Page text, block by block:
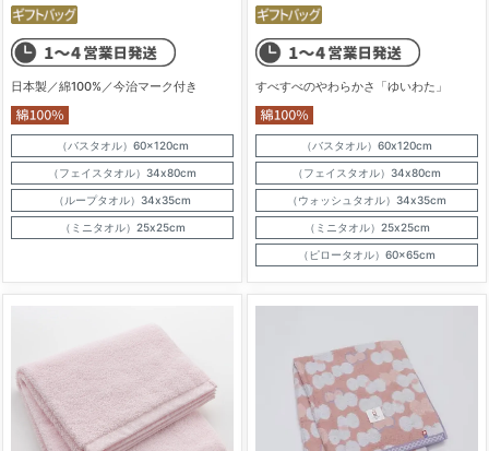
日本製／綿100%／今治マーク付き
（バスタオル）60×120cm
（フェイスタオル）34x80cm
（ループタオル）34x35cm
（ミニタオル）25x25cm
すべすべのやわらかさ「ゆいわた」
（バスタオル）60x120cm
（フェイスタオル）34x80cm
（ウォッシュタオル）34x35cm
（ミニタオル）25x25cm
（ピロータオル）60×65cm